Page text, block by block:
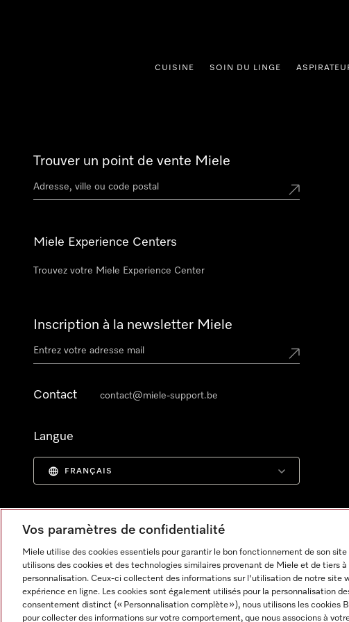
CUISINE SOIN DU LINGE
Trouver un point de vente Miele
Miele Experience Centers
Trouvez votre Miele Experience Center
Inscription à la newsletter Miele
Contact contact@miele-support.be
Langue
FRANÇAIS
Vos paramètres de confidentialité
Miele utilise des cookies essentiels pour garantir le bon fonctionnement de son
utilisons des cookies et des technologies similaires provenant de Miele et de tiers
personnalisation. Ceux-ci collectent des informations sur l'utilisation de notre site
expérience en ligne. Les cookies sont également utilisés pour la personnalisation
consentement distinct (« Personnalisation complète »), nous utilisons les cookies
pour collecter des informations sur votre comportement, que nous associons à